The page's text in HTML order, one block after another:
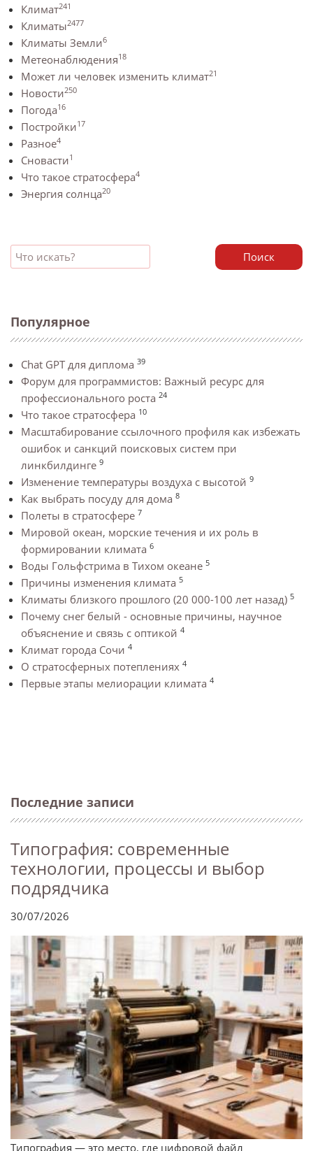
Климат241
Климаты2477
Климаты Земли6
Метеонаблюдения18
Может ли человек изменить климат21
Новости250
Погода16
Постройки17
Разное4
Сновасти1
Что такое стратосфера4
Энергия солнца20
Поиск
Популярное
Chat GPT для диплома 39
Форум для программистов: Важный ресурс для
профессионального роста 24
Что такое стратосфера 10
Масштабирование ссылочного профиля как избежать
ошибок и санкций поисковых систем при
линкбилдинге 9
Изменение температуры воздуха с высотой 9
Как выбрать посуду для дома 8
Полеты в стратосфере 7
Мировой океан, морские течения и их роль в
формировании климата 6
Воды Гольфстрима в Тихом океане 5
Причины изменения климата 5
Климаты близкого прошлого (20 000-100 лет назад) 5
Почему снег белый - основные причины, научное
объяснение и связь с оптикой 4
Климат города Сочи 4
О стратосферных потеплениях 4
Первые этапы мелиорации климата 4
Последние записи
Типография: современные
технологии, процессы и выбор
подрядчика
30/07/2026
Типография — это место, где цифровой файл